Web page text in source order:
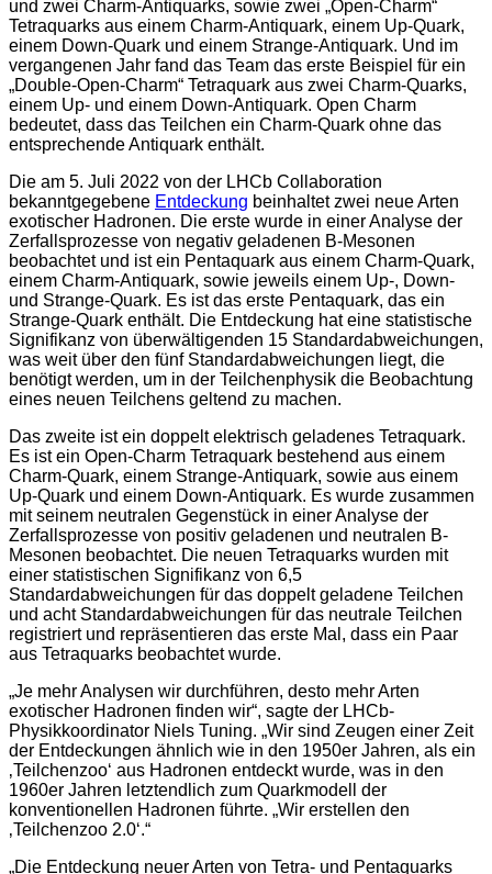
und zwei Charm-Antiquarks, sowie zwei „Open-Charm“
Tetraquarks aus einem Charm-Antiquark, einem Up-Quark,
einem Down-Quark und einem Strange-Antiquark. Und im
vergangenen Jahr fand das Team das erste Beispiel für ein
„Double-Open-Charm“ Tetraquark aus zwei Charm-Quarks,
einem Up- und einem Down-Antiquark. Open Charm
bedeutet, dass das Teilchen ein Charm-Quark ohne das
entsprechende Antiquark enthält.
Die am 5. Juli 2022 von der LHCb Collaboration
bekanntgegebene Entdeckung beinhaltet zwei neue Arten
exotischer Hadronen. Die erste wurde in einer Analyse der
Zerfallsprozesse von negativ geladenen B-Mesonen
beobachtet und ist ein Pentaquark aus einem Charm-Quark,
einem Charm-Antiquark, sowie jeweils einem Up-, Down-
und Strange-Quark. Es ist das erste Pentaquark, das ein
Strange-Quark enthält. Die Entdeckung hat eine statistische
Signifikanz von überwältigenden 15 Standardabweichungen,
was weit über den fünf Standardabweichungen liegt, die
benötigt werden, um in der Teilchenphysik die Beobachtung
eines neuen Teilchens geltend zu machen.
Das zweite ist ein doppelt elektrisch geladenes Tetraquark.
Es ist ein Open-Charm Tetraquark bestehend aus einem
Charm-Quark, einem Strange-Antiquark, sowie aus einem
Up-Quark und einem Down-Antiquark. Es wurde zusammen
mit seinem neutralen Gegenstück in einer Analyse der
Zerfallsprozesse von positiv geladenen und neutralen B-
Mesonen beobachtet. Die neuen Tetraquarks wurden mit
einer statistischen Signifikanz von 6,5
Standardabweichungen für das doppelt geladene Teilchen
und acht Standardabweichungen für das neutrale Teilchen
registriert und repräsentieren das erste Mal, dass ein Paar
aus Tetraquarks beobachtet wurde.
„Je mehr Analysen wir durchführen, desto mehr Arten
exotischer Hadronen finden wir“, sagte der LHCb-
Physikkoordinator Niels Tuning. „Wir sind Zeugen einer Zeit
der Entdeckungen ähnlich wie in den 1950er Jahren, als ein
‚Teilchenzoo‘ aus Hadronen entdeckt wurde, was in den
1960er Jahren letztendlich zum Quarkmodell der
konventionellen Hadronen führte. „Wir erstellen den
‚Teilchenzoo 2.0‘.“
„Die Entdeckung neuer Arten von Tetra- und Pentaquarks